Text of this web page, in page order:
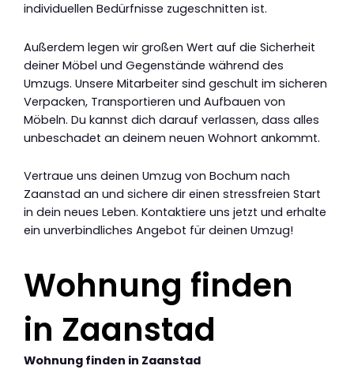
individuellen Bedürfnisse zugeschnitten ist.
Außerdem legen wir großen Wert auf die Sicherheit
deiner Möbel und Gegenstände während des
Umzugs. Unsere Mitarbeiter sind geschult im sicheren
Verpacken, Transportieren und Aufbauen von
Möbeln. Du kannst dich darauf verlassen, dass alles
unbeschadet an deinem neuen Wohnort ankommt.
Vertraue uns deinen Umzug von Bochum nach
Zaanstad an und sichere dir einen stressfreien Start
in dein neues Leben. Kontaktiere uns jetzt und erhalte
ein unverbindliches Angebot für deinen Umzug!
Wohnung finden
in Zaanstad
Wohnung finden in Zaanstad